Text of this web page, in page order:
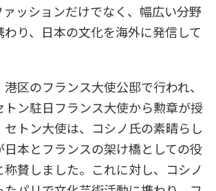
ァッションだけでなく、幅広い分野
り、日本の文化を海外に発信して
区のフランス大使公邸で行われ、
トン駐日フランス大使から勲章が授
トン大使は、コシノ氏の素晴らし
日本とフランスの架け橋としての役
賛しました。​これに対し、コシノ